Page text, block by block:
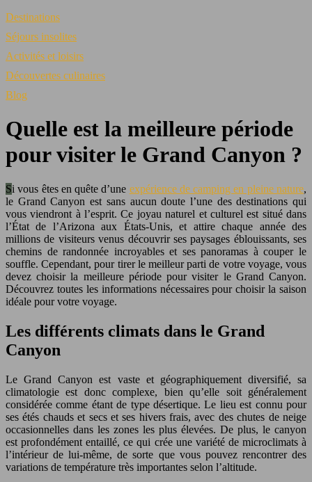
Destinations
Séjours insolites
Activités et loisirs
Découvertes culinaires
Blog
Quelle est la meilleure période
pour visiter le Grand Canyon ?
Si vous êtes en quête d’une expérience de camping en pleine nature,
le Grand Canyon est sans aucun doute l’une des destinations qui
vous viendront à l’esprit. Ce joyau naturel et culturel est situé dans
l’État de l’Arizona aux États-Unis, et attire chaque année des
millions de visiteurs venus découvrir ses paysages éblouissants, ses
chemins de randonnée incroyables et ses panoramas à couper le
souffle. Cependant, pour tirer le meilleur parti de votre voyage, vous
devez choisir la meilleure période pour visiter le Grand Canyon.
Découvrez toutes les informations nécessaires pour choisir la saison
idéale pour votre voyage.
Les différents climats dans le Grand
Canyon
Le Grand Canyon est vaste et géographiquement diversifié, sa
climatologie est donc complexe, bien qu’elle soit généralement
considérée comme étant de type désertique. Le lieu est connu pour
ses étés chauds et secs et ses hivers frais, avec des chutes de neige
occasionnelles dans les zones les plus élevées. De plus, le canyon
est profondément entaillé, ce qui crée une variété de microclimats à
l’intérieur de lui-même, de sorte que vous pouvez rencontrer des
variations de température très importantes selon l’altitude.